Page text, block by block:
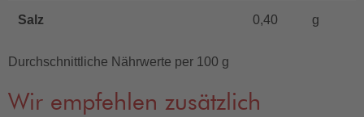
Salz 0,40 g
Durchschnittliche Nährwerte per 100 g
Wir empfehlen zusätzlich